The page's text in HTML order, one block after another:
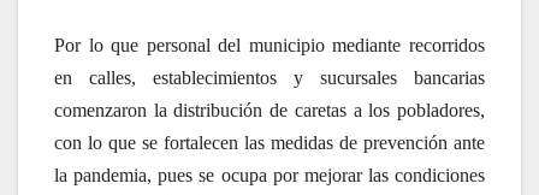
Por lo que personal del municipio mediante recorridos
en calles, establecimientos y sucursales bancarias
comenzaron la distribución de caretas a los pobladores,
con lo que se fortalecen las medidas de prevención ante
la pandemia, pues se ocupa por mejorar las condiciones